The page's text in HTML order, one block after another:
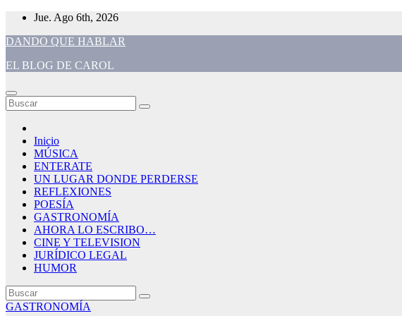
Saltar
contenido
Jue. Ago 6th, 2026
DANDO QUE HABLAR
EL BLOG DE CAROL
Inicio
MÚSICA
ENTERATE
UN LUGAR DONDE PERDERSE
REFLEXIONES
POESÍA
GASTRONOMÍA
AHORA LO ESCRIBO…
CINE Y TELEVISION
JURÍDICO LEGAL
HUMOR
GASTRONOMÍA